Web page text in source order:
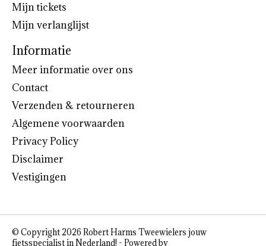
Mijn tickets
Mijn verlanglijst
Informatie
Meer informatie over ons
Contact
Verzenden & retourneren
Algemene voorwaarden
Privacy Policy
Disclaimer
Vestigingen
© Copyright 2026 Robert Harms Tweewielers jouw
fietsspecialist in Nederland! - Powered by